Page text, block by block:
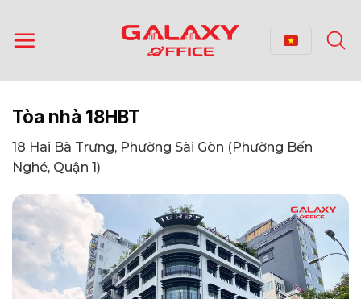
qua
nội
Tòa nhà 18HBT
18 Hai Bà Trưng, Phường Sài Gòn (Phường Bến
Nghé, Quận 1)